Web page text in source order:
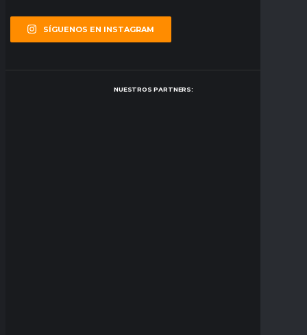
SÍGUENOS EN INSTAGRAM
NUESTROS PARTNERS: